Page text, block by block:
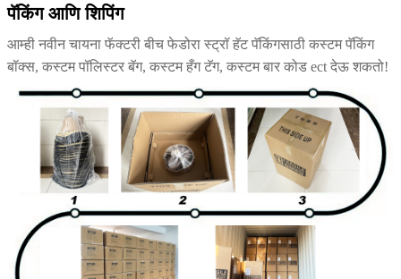
पॅकिंग आणि शिपिंग
आम्ही नवीन चायना फॅक्टरी बीच फेडोरा स्ट्रॉ हॅट पॅकिंगसाठी कस्टम पॅकिंग
बॉक्स, कस्टम पॉलिस्टर बॅग, कस्टम हँग टॅग, कस्टम बार कोड ect देऊ शकतो!